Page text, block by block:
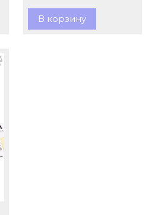
В корзину